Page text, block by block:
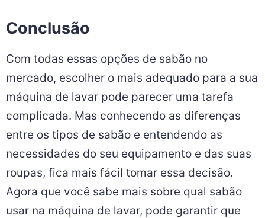
Conclusão
Com todas essas opções de sabão no
mercado, escolher o mais adequado para a sua
máquina de lavar pode parecer uma tarefa
complicada. Mas conhecendo as diferenças
entre os tipos de sabão e entendendo as
necessidades do seu equipamento e das suas
roupas, fica mais fácil tomar essa decisão.
Agora que você sabe mais sobre qual sabão
usar na máquina de lavar, pode garantir que